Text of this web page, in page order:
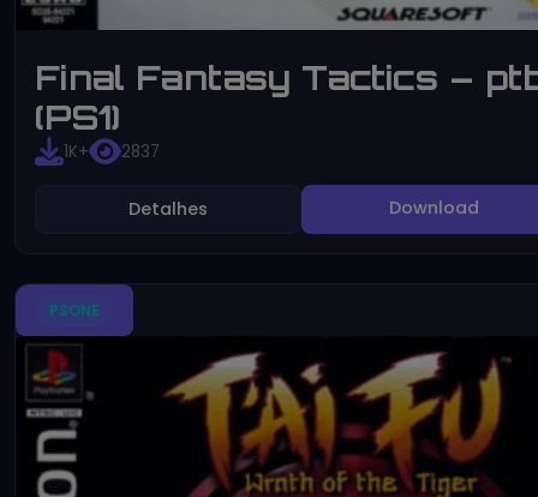
Final Fantasy Tactics –
(PS1)
1K+ 2837
Detalhes Download
PSONE